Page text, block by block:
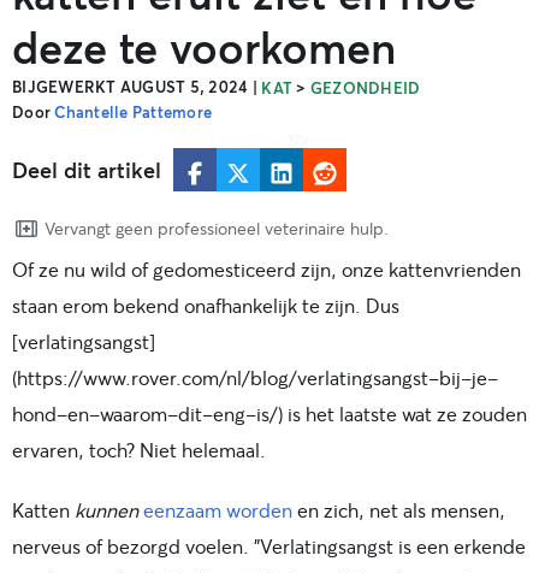
deze te voorkomen
BIJGEWERKT AUGUST 5, 2024 | KAT> GEZONDHEID
DoorChantelle Pattemore
Deel dit artikel
Vervangt geen professioneel veterinaire hulp.
Of ze nu wild of gedomesticeerd zijn, onze kattenvrienden
staan erom bekend onafhankelijk te zijn. Dus
[verlatingsangst]
(https://www.rover.com/nl/blog/verlatingsangst-bij-je-
hond-en-waarom-dit-eng-is/) is het laatste wat ze zouden
ervaren, toch? Niet helemaal.
Katten kunneneenzaam wordenen zich, net als mensen,
nerveus of bezorgd voelen. "Verlatingsangst is een erkende